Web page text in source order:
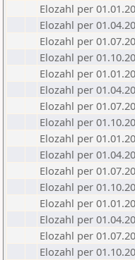
Elozahl per
Elozahl per
Elozahl per
Elozahl per
Elozahl per
Elozahl per
Elozahl per
Elozahl per
Elozahl per
Elozahl per
Elozahl per
Elozahl per
Elozahl per
Elozahl per
Elozahl per
Elozahl per